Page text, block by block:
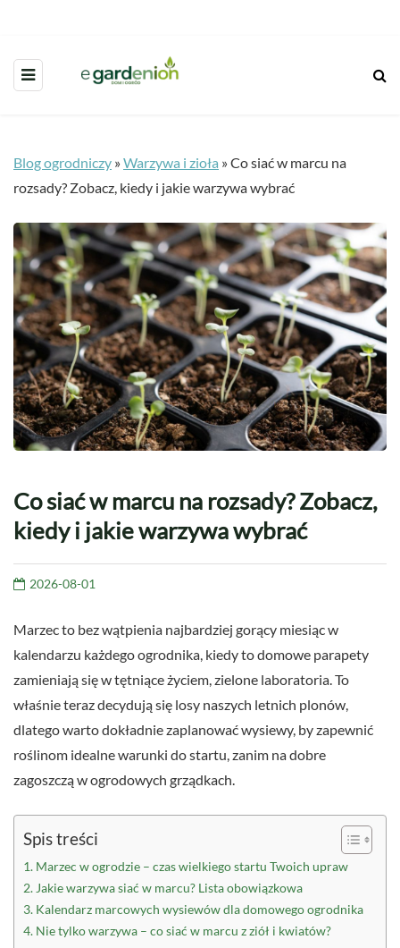
Blog ogrodniczy »Warzywa i zioła »Co siać w marcu na
rozsady? Zobacz, kiedy i jakie warzywa wybrać
Co siać w marcu na rozsady? Zobacz,
kiedy i jakie warzywa wybrać
2026-08-01
Marzec to bez wątpienia najbardziej gorący miesiąc w
kalendarzu każdego ogrodnika, kiedy to domowe parapety
zamieniają się w tętniące życiem, zielone laboratoria. To
właśnie teraz decydują się losy naszych letnich plonów,
dlatego warto dokładnie zaplanować wysiewy, by zapewnić
roślinom idealne warunki do startu, zanim na dobre
zagoszczą w ogrodowych grządkach.
Spis treści
Marzec w ogrodzie – czas wielkiego startu Twoich upraw
Jakie warzywa siać w marcu? Lista obowiązkowa
Kalendarz marcowych wysiewów dla domowego ogrodnika
Nie tylko warzywa – co siać w marcu z ziół i kwiatów?